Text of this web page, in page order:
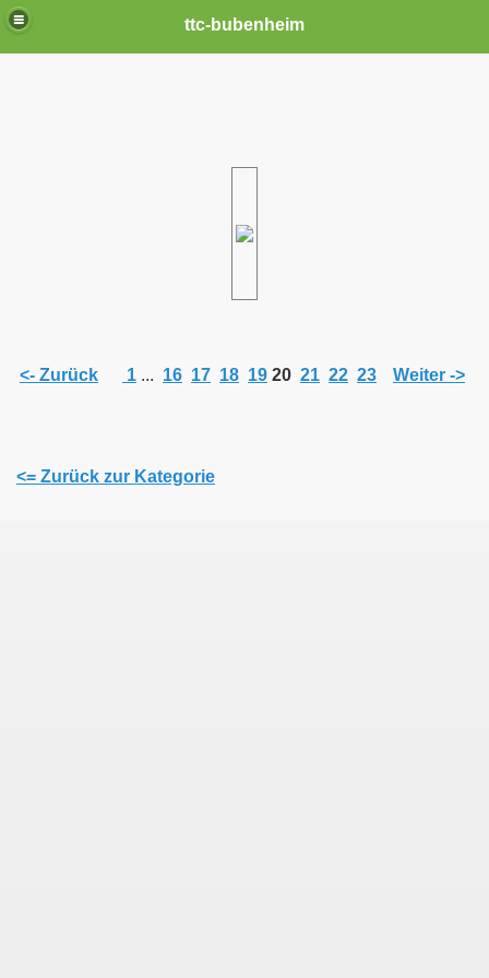
ttc-bubenheim
<- Zurück 1 ... 16 17 18 19 20 21 22 23 Weiter ->
<= Zurück zur Kategorie